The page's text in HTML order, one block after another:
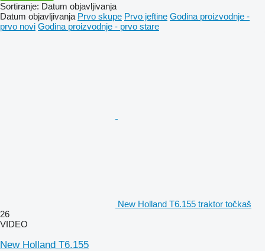
Sortiranje: Datum objavljivanja
Datum objavljivanja Prvo skupe Prvo jeftine Godina proizvodnje -
prvo novi Godina proizvodnje - prvo stare
New Holland T6.155 traktor točkaš
26
VIDEO
New Holland T6.155